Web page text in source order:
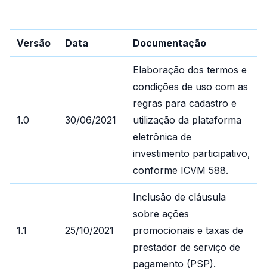
Versão Data Documentação
1.0 30/06/2021
Elaboração dos termos e
condições de uso com as
regras para cadastro e
utilização da plataforma
eletrônica de
investimento participativo,
conforme ICVM 588.
1.1 25/10/2021
Inclusão de cláusula
sobre ações
promocionais e taxas de
prestador de serviço de
pagamento (PSP).